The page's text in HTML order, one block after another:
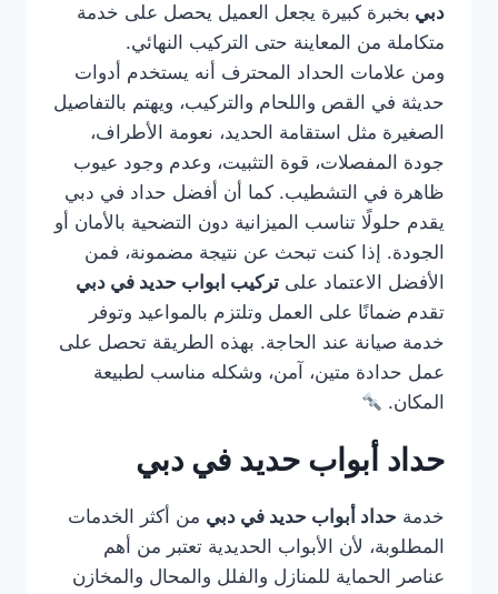
دبي بخبرة كبيرة يجعل العميل يحصل على خدمة
متكاملة من المعاينة حتى التركيب النهائي.
ومن علامات الحداد المحترف أنه يستخدم أدوات
حديثة في القص واللحام والتركيب، ويهتم بالتفاصيل
الصغيرة مثل استقامة الحديد، نعومة الأطراف،
جودة المفصلات، قوة التثبيت، وعدم وجود عيوب
ظاهرة في التشطيب. كما أن أفضل حداد في دبي
يقدم حلولًا تناسب الميزانية دون التضحية بالأمان أو
الجودة. إذا كنت تبحث عن نتيجة مضمونة، فمن
الأفضل الاعتماد على تركيب ابواب حديد في دبي
تقدم ضمانًا على العمل وتلتزم بالمواعيد وتوفر
خدمة صيانة عند الحاجة. بهذه الطريقة تحصل على
عمل حدادة متين، آمن، وشكله مناسب لطبيعة
المكان.
حداد أبواب حديد في دبي
خدمة حداد أبواب حديد في دبي من أكثر الخدمات
المطلوبة، لأن الأبواب الحديدية تعتبر من أهم
عناصر الحماية للمنازل والفلل والمحال والمخازن